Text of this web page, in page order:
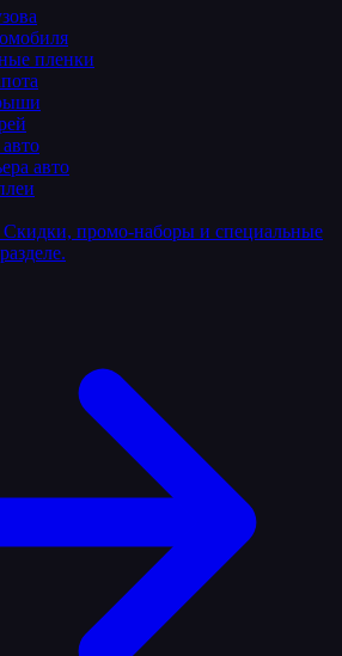
пленки
авто
Скидки, промо-наборы и специальные